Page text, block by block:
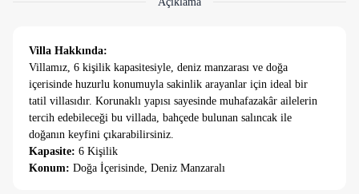
Villa Hakkında:
Villamız, 6 kişilik kapasitesiyle, deniz manzarası ve doğa
içerisinde huzurlu konumuyla sakinlik arayanlar için ideal bir
tatil villasıdır. Korunaklı yapısı sayesinde muhafazakâr ailelerin
tercih edebileceği bu villada, bahçede bulunan salıncak ile
doğanın keyfini çıkarabilirsiniz.
Kapasite: 6 Kişilik
Konum: Doğa İçerisinde, Deniz Manzaralı